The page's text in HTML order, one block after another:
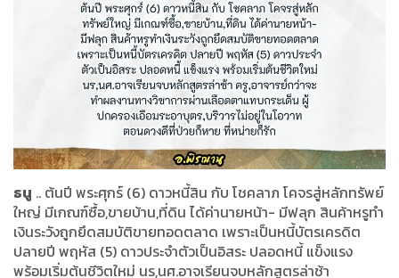
ธนู .. ต้นปี พระศุกร์ (6) ดาวหนี้สิน กับ โชคลาภ โคจรสู่หลักทรัพย์
ใหญ่ มีเกณฑ์ซื้อ,ขายบ้าน,ที่ดิน ได้ค่านายหน้า- มีฟลุก สินค้าหรูทำ
เงินระวังถูกยึดสมบัติขายทอดตลาด เพราะเป็นหนี้บัตรเครดิต
ปลายปี พฤหัส (5) ดาวประจำตัวเป็นอิสระ ปลอดหนี้ แข็งแรง
พร้อมเริ่มต้นชีวิตใหม่ นร,นศ.อาจเรียนจบหลักสูตรล่าช้า